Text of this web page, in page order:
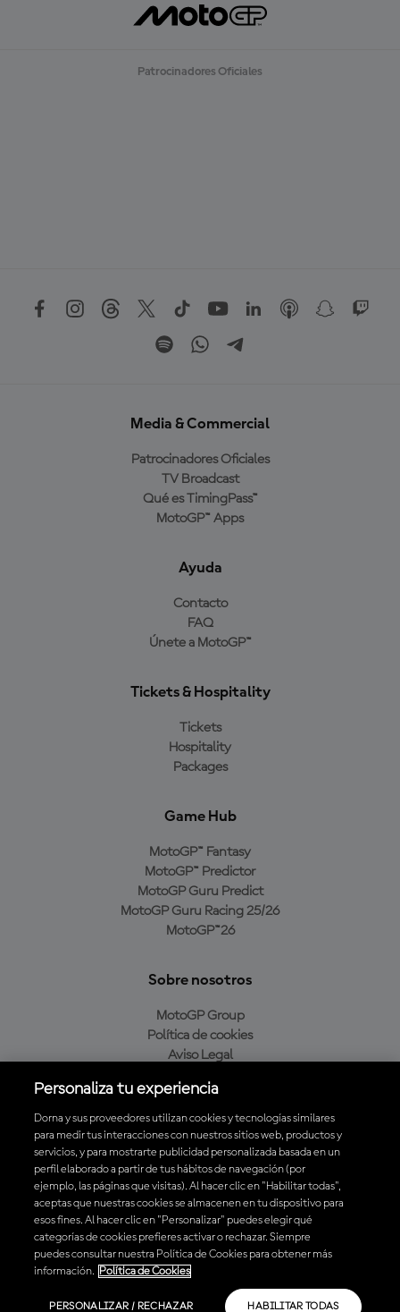
Patrocinadores Oficiales
Media & Commercial
Patrocinadores Oficiales
TV Broadcast
Qué es TimingPass™
MotoGP™ Apps
Ayuda
Contacto
FAQ
Únete a MotoGP™
Tickets & Hospitality
Tickets
Hospitality
Packages
Game Hub
MotoGP™ Fantasy
MotoGP™ Predictor
MotoGP Guru Predict
MotoGP Guru Racing 25/26
MotoGP™26
Sobre nosotros
MotoGP Group
Política de cookies
Aviso Legal
Política de compra
Descarga la aplicación oficial de MotoGP™
© 2026 MotoGP Sports Entertainment Group. Todos los derechos
reservados. Todas las marcas son propiedad de sus respectivos dueños.
Personaliza tu experiencia
Dorna y sus proveedores utilizan cookies y tecnologías similares
para medir tus interacciones con nuestros sitios web, productos y
servicios, y para mostrarte publicidad personalizada basada en un
perfil elaborado a partir de tus hábitos de navegación (por
ejemplo, las páginas que visitas). Al hacer clic en "Habilitar todas",
aceptas que nuestras cookies se almacenen en tu dispositivo para
esos fines. Al hacer clic en "Personalizar" puedes elegir qué
categorías de cookies prefieres activar o rechazar. Siempre
puedes consultar nuestra Política de Cookies para obtener más
información.
Política de Cookies
PERSONALIZAR / RECHAZAR HABILITAR TODAS